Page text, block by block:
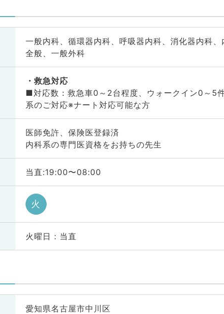
一般内科、循環器内科、呼吸器内科、消化器内科
全般、一般外科
救急対応
■対応数：救急車0～2台程度、ウォークイ
系のご対応※ナート対応可能な方
医師免許、保険医登録済
内科系の専門医資格をお持ちの先生
当直:19:00〜08:00
火
火曜日 : 当直
愛知県名古屋市中川区